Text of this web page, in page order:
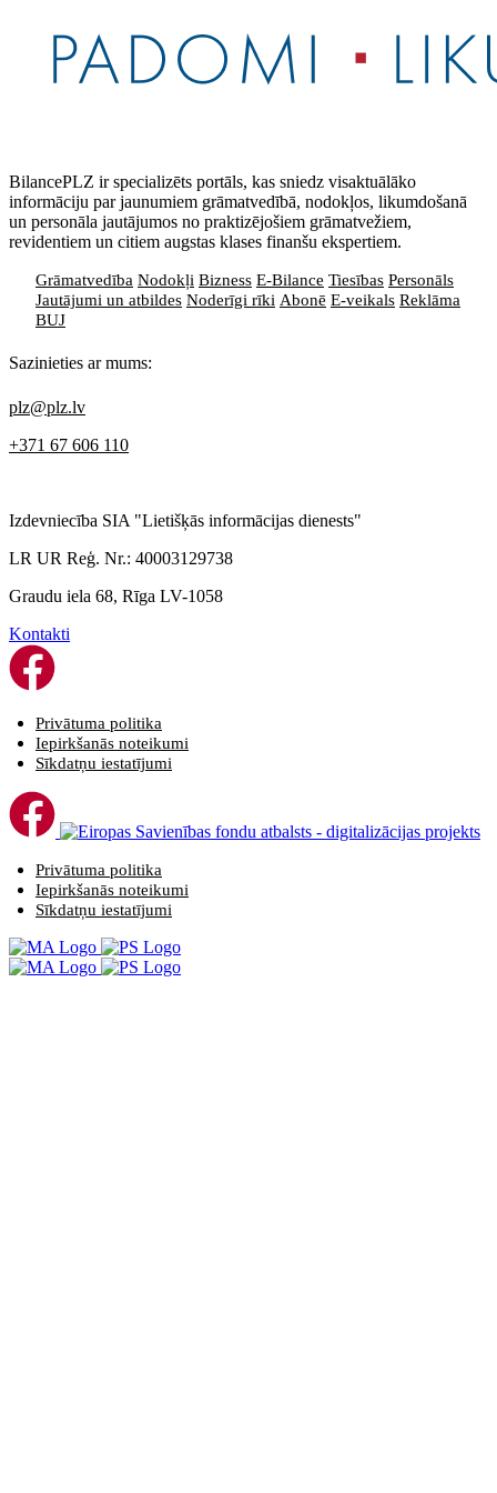
BilancePLZ ir specializēts portāls, kas sniedz visaktuālāko
informāciju par jaunumiem grāmatvedībā, nodokļos, likumdošanā
un personāla jautājumos no praktizējošiem grāmatvežiem,
revidentiem un citiem augstas klases finanšu ekspertiem.
Grāmatvedība Nodokļi Bizness E-Bilance Tiesības Personāls
Jautājumi un atbildes Noderīgi rīki Abonē E-veikals Reklāma
BUJ
Sazinieties ar mums:
plz@plz.lv
+371 67 606 110
Izdevniecība SIA "Lietišķās informācijas dienests"
LR UR Reģ. Nr.: 40003129738
Graudu iela 68, Rīga LV-1058
Kontakti
Privātuma politika
Iepirkšanās noteikumi
Sīkdatņu iestatījumi
Privātuma politika
Iepirkšanās noteikumi
Sīkdatņu iestatījumi